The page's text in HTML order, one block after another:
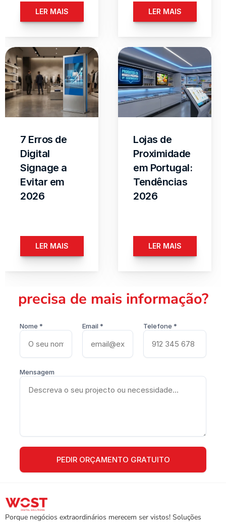
LER MAIS LER MAIS
7 Erros de
Digital
Signage a
Evitar em
2026
LER MAIS
Lojas de
Proximidade
em Portugal:
Tendências
2026
LER MAIS
precisa de mais informação?
Nome * Email * Telefone *
Mensagem
Porque negócios extraordinários merecem ser vistos! Soluções